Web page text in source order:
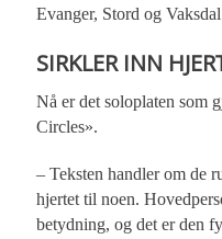
Evanger, Stord og
SIRKLER INN
Nå er det soloplaten som
Circles».
– Teksten handler om de
hjertet til noen.
betydning, og det er den